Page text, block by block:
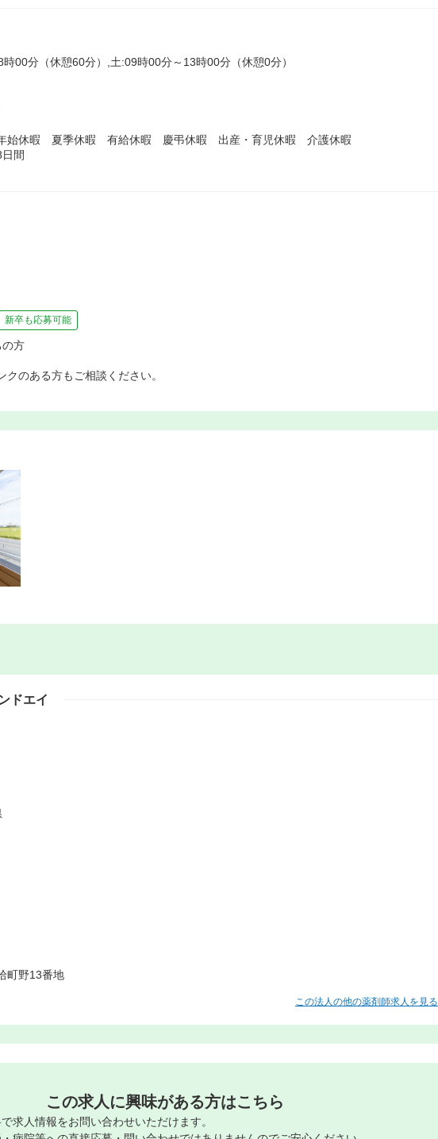
00分（休憩60分）,土:09時00分～13時00分（休憩0分）
始休暇 夏季休暇 有給休暇 慶弔休暇 出産・育児休暇 介護休暇
間
新卒も応募可能
の方
のある方もご相談ください。
ドエイ
町野13番地
この法人の他の薬剤師求人を見る
この求人に興味がある方はこちら
求人情報をお問い合わせいただけます。